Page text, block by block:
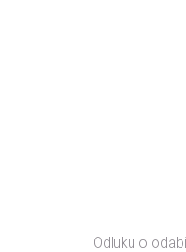
Odluku o